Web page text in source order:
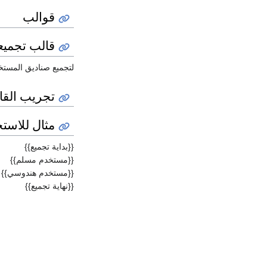
قوالب
قالب
لتجميع صناديق
تجريب
مثال
{{بداية تجميع}}
{{مستخدم مسلم}}
{{مستخدم هندوسي}}
{{نهاية تجميع}}